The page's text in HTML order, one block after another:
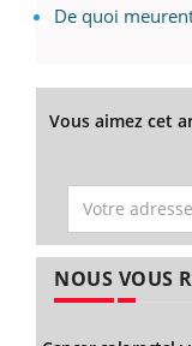
De quoi
Vous aimez cet
NOUS VOUS